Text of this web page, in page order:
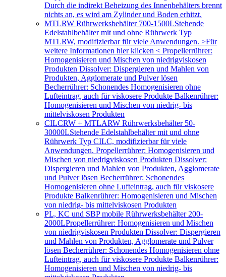
Durch die indirekt Beheizung des Innenbehälters brennt
nichts an, es wird am Zylinder und Boden erhitzt.
MTLRW Rührwerksbehälter 700-1500LStehende
Edelstahlbehälter mit und ohne Rührwerk Typ
MTLRW, modifizierbar für viele Anwendungen. >Für
weitere Informationen hier klicken < Propellerrührer:
Homogenisieren und Mischen von niedrigviskosen
Produkten Dissolver: Dispergieren und Mahlen von
Produkten, Agglomerate und Pulver lösen
Becherrührer: Schonendes Homogenisieren ohne
Lufteintrag, auch für viskosere Produkte Balkenrührer:
Homogenisieren und Mischen von niedrig- bis
mittelviskosen Produkten
CILCRW + MTLARW Rührwerksbehälter 50-
30000LStehende Edelstahlbehälter mit und ohne
Rührwerk Typ CILC, modifizierbar für viele
Anwendungen. Propellerrührer: Homogenisieren und
Mischen von niedrigviskosen Produkten Dissolver:
Dispergieren und Mahlen von Produkten, Agglomerate
und Pulver lösen Becherrührer: Schonendes
Homogenisieren ohne Lufteintrag, auch für viskosere
Produkte Balkenrührer: Homogenisieren und Mischen
von niedrig- bis mittelviskosen Produkten
PL, KC und SBP mobile Rührwerksbehälter 200-
2000LPropellerrührer: Homogenisieren und Mischen
von niedrigviskosen Produkten Dissolver: Dispergieren
und Mahlen von Produkten, Agglomerate und Pulver
lösen Becherrührer: Schonendes Homogenisieren ohne
Lufteintrag, auch für viskosere Produkte Balkenrührer:
Homogenisieren und Mischen von niedrig- bis